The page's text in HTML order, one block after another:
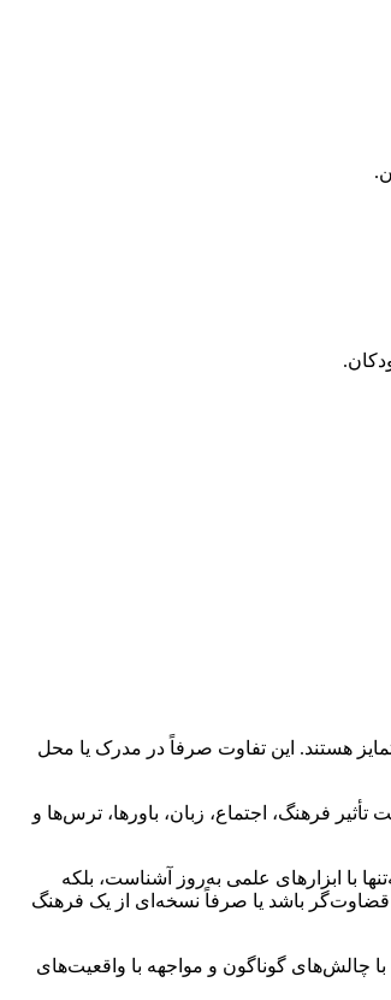
هستند. این تفاوت صرفاً در مدرک یا محل
فرهنگ، اجتماع، زبان، باورها، ترس‌ها و
با ابزارهای علمی به‌روز آشناست، بلکه
قضاوت‌گر باشد یا صرفاً نسخه‌ای از یک فرهنگ
چالش‌های گوناگون و مواجهه با واقعیت‌های